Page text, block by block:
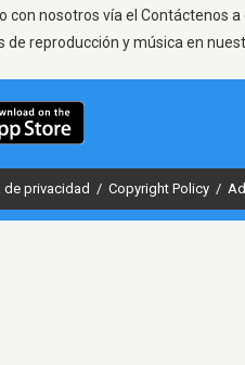
con nosotros vía el Contáctenos
de reproducción y música en
de privacidad / Copyright Policy /